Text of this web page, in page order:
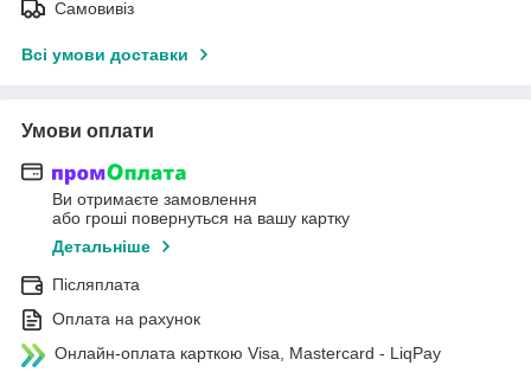
Самовивіз
Всі умови доставки
Умови оплати
Ви отримаєте замовлення
або гроші повернуться на вашу картку
Детальніше
Післяплата
Оплата на рахунок
Онлайн-оплата карткою Visa, Mastercard - LiqPay